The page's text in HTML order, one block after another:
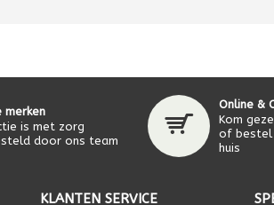
merken
is met zorg
door ons team
Online &
Kom
of bestel
huis
KLANTEN SERVICE